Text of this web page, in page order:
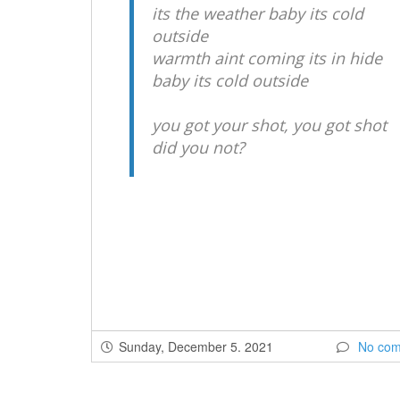
its the weather baby its cold
outside
warmth aint coming its in hide
baby its cold outside
you got your shot, you got shot
did you not?
Sunday, December 5. 2021 No